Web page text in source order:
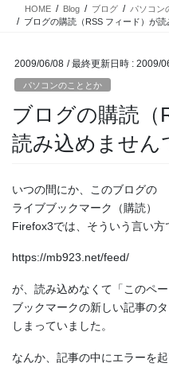
HOME Blog ブログ
パソコン
ブログの購読（RSS フィード）が読
2009/06/08 / 最終更新日時 : 2009/
パソコンのこととか
ブログの購読（
読み込めません
いつの間にか、このブログの
ライブブックマーク（購読）
Firefox3では、そういう言い方
https://mb923.net/feed/
が、読み込めなくて「このペ
ブックマークの新しい記事の
しまっていました。
なんか、記事の中にエラーを